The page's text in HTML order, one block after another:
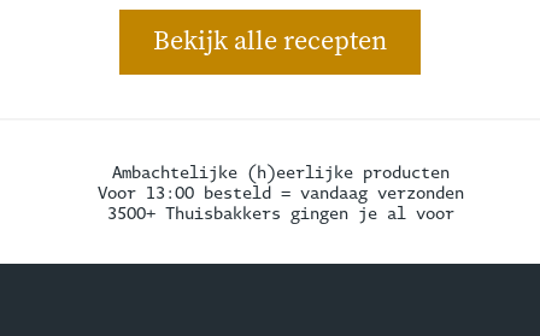
Bekijk alle recepten
Ambachtelijke (h)eerlijke producten
Voor 13:00 besteld = vandaag verzonden
3500+ Thuisbakkers gingen je al voor